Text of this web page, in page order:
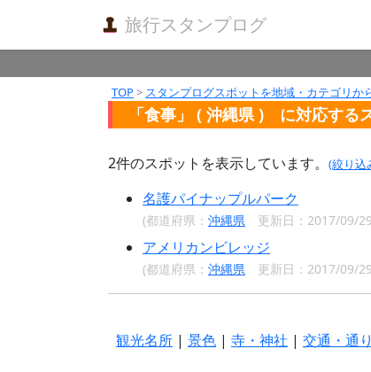
旅行スタンプログ
TOP> スタンプログスポットを地域・カテゴリか
「食事」 ( 沖縄県 ) に対応する
2件のスポットを表示しています。 (絞り込
名護パイナップルパーク
(都道府県： 沖縄県 更新日：2017/09/
アメリカンビレッジ
(都道府県： 沖縄県 更新日：2017/09/
観光名所 | 景色 | 寺・神社 | 交通・通り